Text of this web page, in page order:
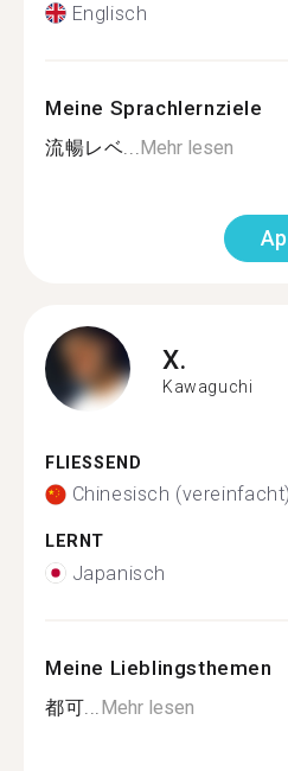
Englisch
Meine Sprachlernziele
流暢レベ... Mehr lesen
X.
Kawaguchi
FLIESSEND
Chinesisch (vereinfacht)
LERNT
Japanisch
Meine Lieblingsthemen
都可... Mehr lesen